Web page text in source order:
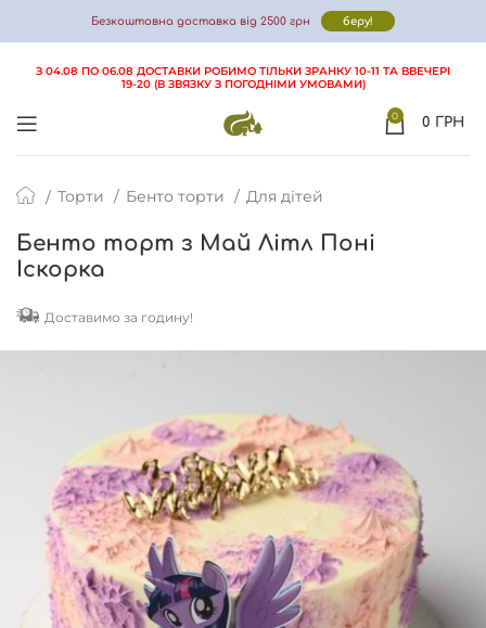
Безкоштовна доставка від 2500 грн беру!
З 04.08 ПО 06.08 ДОСТАВКИ РОБИМО ТІЛЬКИ ЗРАНКУ 10-11 ТА ВВЕЧЕРІ
19-20 (В ЗВЯЗКУ З ПОГОДНІМИ УМОВАМИ)
0 0 ГРН
Торти Бенто торти Для дітей
Бенто торт з Май Літл Поні
Іскорка
Доставимо за годину!